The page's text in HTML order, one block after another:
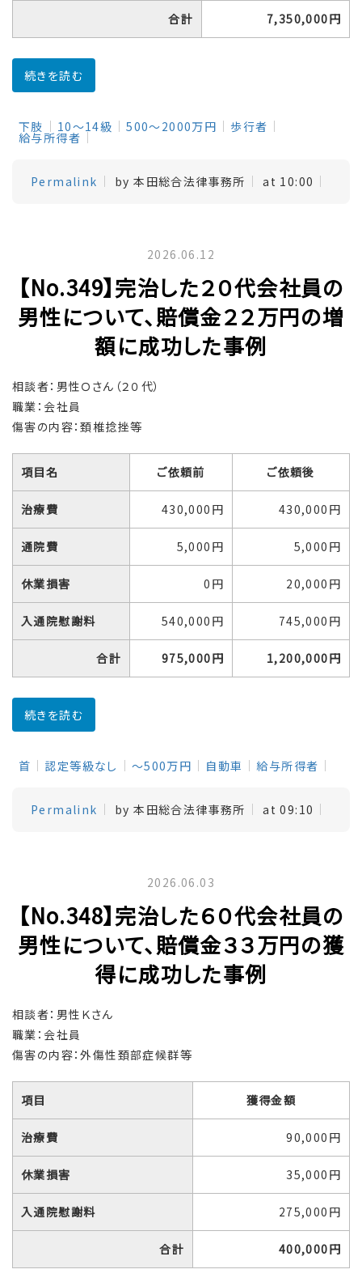
合計 7,350,000円
続きを読む
下肢 10～14級 500～2000万円 歩行者
給与所得者
Permalink by 本田総合法律事務所 at 10:00
2026.06.12
【No.349】完治した２０代会社員の
男性について、賠償金２２万円の増
額に成功した事例
相談者：男性Ｏさん（２０代）
職業：会社員
傷害の内容：頚椎捻挫等
項目名 ご依頼前 ご依頼後
治療費 430,000円 430,000円
通院費 5,000円 5,000円
休業損害 0円 20,000円
入通院慰謝料 540,000円 745,000円
合計 975,000円 1,200,000円
続きを読む
首 認定等級なし ～500万円 自動車 給与所得者
Permalink by 本田総合法律事務所 at 09:10
2026.06.03
【No.348】完治した６０代会社員の
男性について、賠償金３３万円の獲
得に成功した事例
相談者：男性Ｋさん
職業：会社員
傷害の内容：外傷性頚部症候群等
項目 獲得金額
治療費 90,000円
休業損害 35,000円
入通院慰謝料 275,000円
合計 400,000円